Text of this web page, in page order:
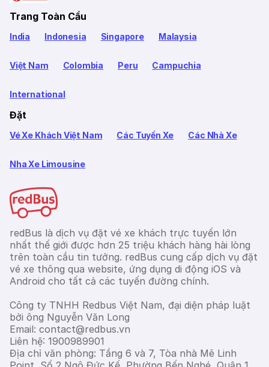
Trang Toàn Cầu
India Indonesia Singapore Malaysia
Việt Nam Colombia Peru Campuchia
International
Đặt
Vé Xe Khách Việt Nam Các Tuyến Xe Các Nhà Xe
Nha Xe Limousine
redBus là dịch vụ đặt vé xe khách trực tuyến lớn
nhất thế giới được hơn 25 triệu khách hàng hài lòng
trên toàn cầu tin tưởng. redBus cung cấp dịch vụ đặt
vé xe thông qua website, ứng dụng di động iOS và
Android cho tất cả các tuyến đường chính.
Công ty TNHH Redbus Việt Nam, đại diện pháp luật
bởi ông Nguyễn Văn Long
Email: contact@redbus.vn
Liên hệ: 1900989901
Địa chỉ văn phòng: Tầng 6 và 7, Tòa nhà Mê Linh